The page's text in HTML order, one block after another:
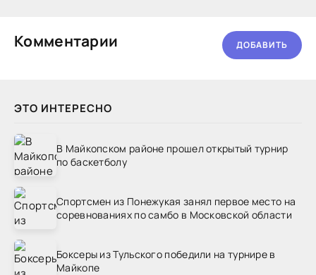
ЭТО ИНТЕРЕСНО
В Майкопском районе прошел открытый турнир
по баскетболу
Спортсмен из Понежукая занял первое место на
соревнованиях по самбо в Московской области
Боксеры из Тульского победили на турнире в
Майкопе
Комментарии ДОБАВИТЬ